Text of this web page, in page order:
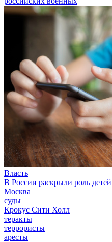
Власть
В России раскрыли роль
Москва
суды
Крокус Сити Холл
теракты
террористы
аресты